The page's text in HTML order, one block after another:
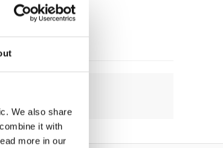
We also share
it with
more in our